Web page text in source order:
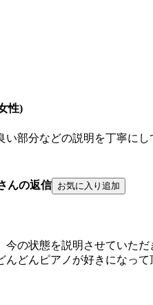
性)
部分などの説明を丁寧に
んの返信
の状態を説明させていただ
どんピアノが好きになっ